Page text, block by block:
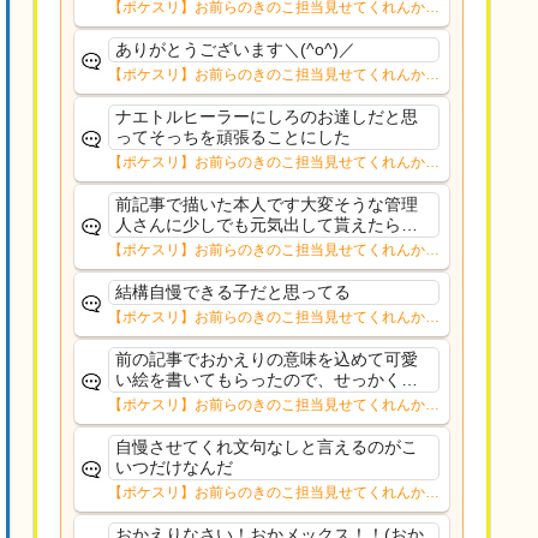
【ポケスリ】お前らのきのこ担当見せてくれんか…
ありがとうございます＼(^o^)／
【ポケスリ】お前らのきのこ担当見せてくれんか…
ナエトルヒーラーにしろのお達しだと思
ってそっちを頑張ることにした
【ポケスリ】お前らのきのこ担当見せてくれんか…
前記事で描いた本人です大変そうな管理
人さんに少しでも元気出して貰えたらと
ノリで描いたおかメックスだったので言
及されると少し気恥ずかしいですが平常
通りに戻られたようで何よりですこれか
らも更新楽しみにして...
【ポケスリ】お前らのきのこ担当見せてくれんか…
結構自慢できる子だと思ってる
【ポケスリ】お前らのきのこ担当見せてくれんか…
前の記事でおかえりの意味を込めて可愛
い絵を書いてもらったので、せっかくな
のでトップに飾ってみました。少しの間
掲載しようかと思います。ようやく通常
更新できそうです。
【ポケスリ】お前らのきのこ担当見せてくれんか…
自慢させてくれ文句なしと言えるのがこ
いつだけなんだ
【ポケスリ】お前らのきのこ担当見せてくれんか…